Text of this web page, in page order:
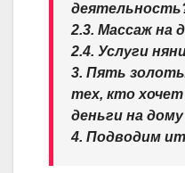
2.3. Массаж на
2.4. Услуги
3. Пять
тех, кто
деньги на дому
4. Подводим